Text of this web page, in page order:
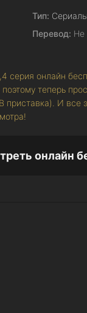
Тип: Сериалы
Перевод: Не
серия онлайн
теперь
И все
онлайн